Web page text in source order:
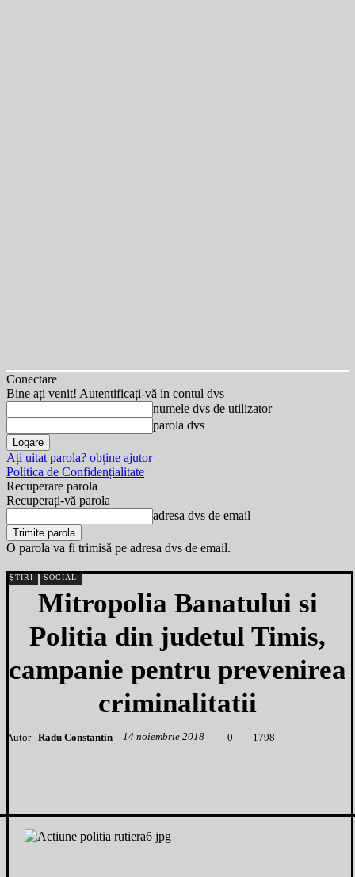
Conectare
Bine ați venit! Autentificați-vă in contul dvs
numele dvs de utilizator
parola dvs
Ați uitat parola? obține ajutor
Politica de Confidențialitate
Recuperare parola
Recuperați-vă parola
adresa dvs de email
O parola va fi trimisă pe adresa dvs de email.
ȘTIRI SOCIAL
Mitropolia Banatului si
Politia din judetul Timis,
campanie pentru prevenirea
criminalitatii
Autor- Radu Constantin 14 noiembrie 2018 0 1 798